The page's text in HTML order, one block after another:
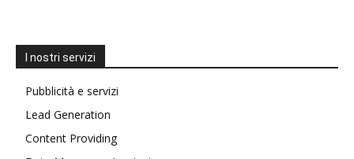
I nostri servizi
Pubblicità e servizi
Lead Generation
Content Providing